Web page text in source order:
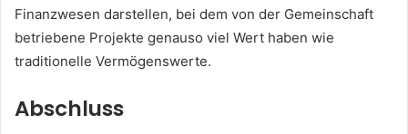
Finanzwesen darstellen, bei dem von der Gemeinschaft
betriebene Projekte genauso viel Wert haben wie
traditionelle Vermögenswerte.
Abschluss